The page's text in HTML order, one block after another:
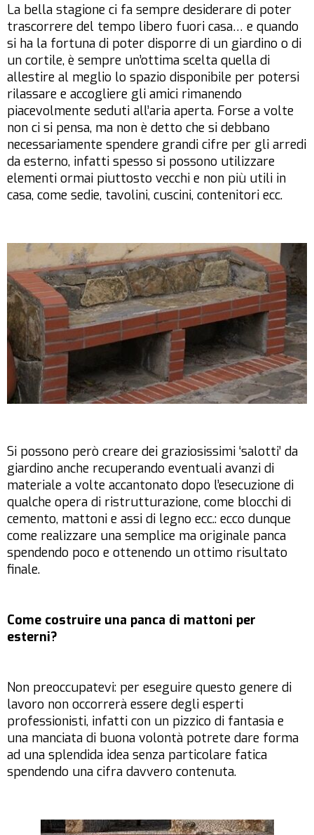
La bella stagione ci fa sempre desiderare di poter
trascorrere del tempo libero fuori casa… e quando
si ha la fortuna di poter disporre di un giardino o di
un cortile, è sempre un’ottima scelta quella di
allestire al meglio lo spazio disponibile per potersi
rilassare e accogliere gli amici rimanendo
piacevolmente seduti all’aria aperta. Forse a volte
non ci si pensa, ma non è detto che si debbano
necessariamente spendere grandi cifre per gli arredi
da esterno, infatti spesso si possono utilizzare
elementi ormai piuttosto vecchi e non più utili in
casa, come sedie, tavolini, cuscini, contenitori ecc.
Si possono però creare dei graziosissimi ‘salotti’ da
giardino anche recuperando eventuali avanzi di
materiale a volte accantonato dopo l’esecuzione di
qualche opera di ristrutturazione, come blocchi di
cemento, mattoni e assi di legno ecc.: ecco dunque
come realizzare una semplice ma originale panca
spendendo poco e ottenendo un ottimo risultato
finale.
Come costruire una panca di mattoni per
esterni?
Non preoccupatevi: per eseguire questo genere di
lavoro non occorrerà essere degli esperti
professionisti, infatti con un pizzico di fantasia e
una manciata di buona volontà potrete dare forma
ad una splendida idea senza particolare fatica
spendendo una cifra davvero contenuta.